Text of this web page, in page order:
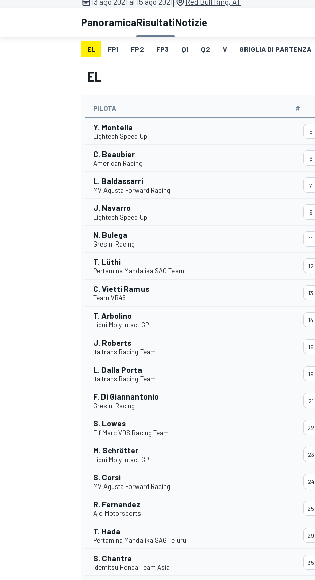
MOTOGP WEC
WRC
PanoramicaRisultatiNotizie
EL FP1 FP2 FP3 Q1 Q2 V GRIGLIA DI PARTENZA
EL
PILOTA #
Y. Montella
Lightech Speed Up
5
C. Beaubier
American Racing
6
L. Baldassarri
MV Agusta Forward Racing
7
J. Navarro
Lightech Speed Up
9
N. Bulega
Gresini Racing
11
T. Lüthi
Pertamina Mandalika SAG Team
12
C. Vietti Ramus
Team VR46
13
T. Arbolino
Liqui Moly Intact GP
14
J. Roberts
Italtrans Racing Team
16
L. Dalla Porta
Italtrans Racing Team
19
F. Di Giannantonio
Gresini Racing
21
S. Lowes
Elf Marc VDS Racing Team
22
M. Schrötter
Liqui Moly Intact GP
23
S. Corsi
MV Agusta Forward Racing
24
R. Fernandez
Ajo Motorsports
25
T. Hada
Pertamina Mandalika SAG Teluru
29
S. Chantra
Idemitsu Honda Team Asia
35